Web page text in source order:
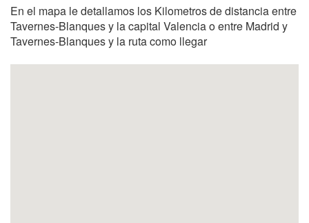
En el mapa le detallamos los Kilometros de distancia entre
Tavernes-Blanques y la capital Valencia o entre Madrid y
Tavernes-Blanques y la ruta como llegar